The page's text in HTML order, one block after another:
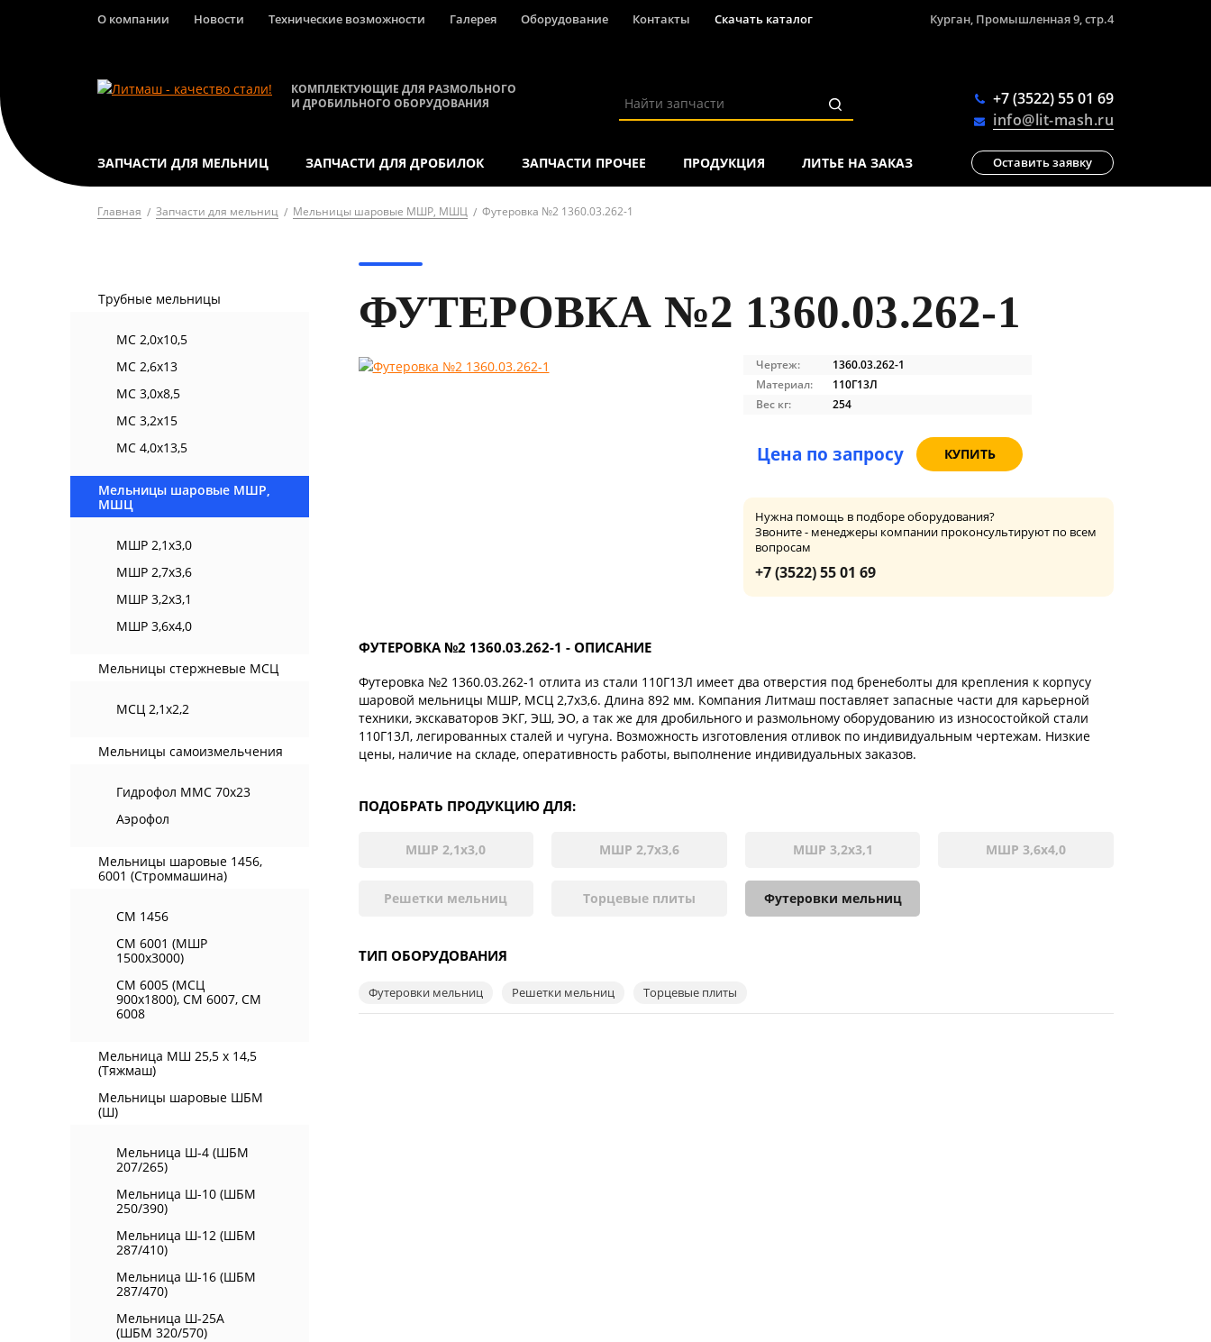
О компании Новости Технические возможности Галерея Оборудование Контакты Скачать каталог Курган, Промышленная 9, стр.4
КОМПЛЕКТУЮЩИЕ ДЛЯ РАЗМОЛЬНОГО
И ДРОБИЛЬНОГО ОБОРУДОВАНИЯ
+7 (3522) 55 01 69
info@lit-mash.ru
ЗАПЧАСТИ ДЛЯ МЕЛЬНИЦ ЗАПЧАСТИ ДЛЯ ДРОБИЛОК ЗАПЧАСТИ ПРОЧЕЕ ПРОДУКЦИЯ ЛИТЬЕ НА ЗАКАЗ Оставить заявку
Главная Запчасти для мельниц Мельницы шаровые МШР, МШЦ Футеровка №2 1360.03.262-1
Трубные мельницы
МС 2,0х10,5
МС 2,6х13
МС 3,0х8,5
МС 3,2х15
МС 4,0х13,5
Мельницы шаровые МШР,
МШЦ
МШР 2,1х3,0
МШР 2,7х3,6
МШР 3,2х3,1
МШР 3,6х4,0
Мельницы стержневые МСЦ
МСЦ 2,1х2,2
Мельницы самоизмельчения
Гидрофол ММС 70х23
Аэрофол
Мельницы шаровые 1456,
6001 (Строммашина)
СМ 1456
СМ 6001 (МШР
1500х3000)
СМ 6005 (МСЦ
900х1800), СМ 6007, СМ
6008
Мельница МШ 25,5 х 14,5
(Тяжмаш)
Мельницы шаровые ШБМ
(Ш)
Мельница Ш-4 (ШБМ
207/265)
Мельница Ш-10 (ШБМ
250/390)
Мельница Ш-12 (ШБМ
287/410)
Мельница Ш-16 (ШБМ
287/470)
Мельница Ш-25А
(ШБМ 320/570)
ФУТЕРОВКА №2 1360.03.262-1
Чертеж:
1360.03.262-1
Материал:
110Г13Л
Вес кг:
254
Цена по запросу КУПИТЬ
Нужна помощь в подборе оборудования?
Звоните - менеджеры компании проконсультируют по всем
вопросам
+7 (3522) 55 01 69
ФУТЕРОВКА №2 1360.03.262-1 - ОПИСАНИЕ
Футеровка №2 1360.03.262-1 отлита из стали 110Г13Л имеет два отверстия под бренеболты для крепления к корпусу
шаровой мельницы МШР, МСЦ 2,7х3,6. Длина 892 мм. Компания Литмаш поставляет запасные части для карьерной
техники, экскаваторов ЭКГ, ЭШ, ЭО, а так же для дробильного и размольному оборудованию из износостойкой стали
110Г13Л, легированных сталей и чугуна. Возможность изготовления отливок по индивидуальным чертежам. Низкие
цены, наличие на складе, оперативность работы, выполнение индивидуальных заказов.
ПОДОБРАТЬ ПРОДУКЦИЮ ДЛЯ:
МШР 2,1х3,0 МШР 2,7х3,6 МШР 3,2х3,1 МШР 3,6х4,0
Решетки мельниц Торцевые плиты Футеровки мельниц
ТИП ОБОРУДОВАНИЯ
Футеровки мельниц Решетки мельниц Торцевые плиты